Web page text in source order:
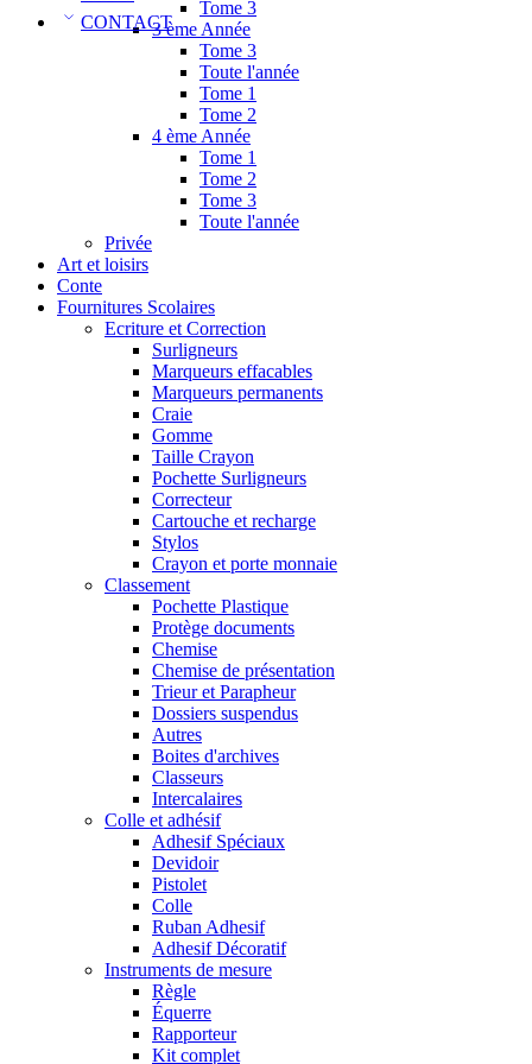
CONTACT
Tome 3
3 ème Année
Tome 3
Toute l'année
Tome 1
Tome 2
4 ème Année
Tome 1
Tome 2
Tome 3
Toute l'année
Privée
Art et loisirs
Conte
Fournitures Scolaires
Ecriture et Correction
Surligneurs
Marqueurs effacables
Marqueurs permanents
Craie
Gomme
Taille Crayon
Pochette Surligneurs
Correcteur
Cartouche et recharge
Stylos
Crayon et porte monnaie
Classement
Pochette Plastique
Protège documents
Chemise
Chemise de présentation
Trieur et Parapheur
Dossiers suspendus
Autres
Boites d'archives
Classeurs
Intercalaires
Colle et adhésif
Adhesif Spéciaux
Devidoir
Pistolet
Colle
Ruban Adhesif
Adhesif Décoratif
Instruments de mesure
Règle
Équerre
Rapporteur
Kit complet